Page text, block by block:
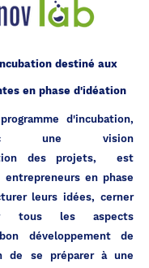
destiné aux
en phase d'idéation
d'incubation,
une vision
des projets, est
en phase
leurs idées, cerner
tous les aspects
développement de
de se préparer à une